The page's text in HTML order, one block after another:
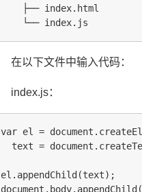
    ├── index.html
在以下文件中输入代码：
index.js：
var el =
text =
el.appendChild(text);